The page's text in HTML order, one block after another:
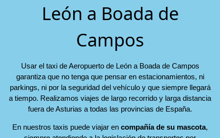
León a Boada de
Campos
Usar el taxi de Aeropuerto de León a Boada de Campos
garantiza que no tenga que pensar en estacionamientos, ni
parkings, ni por la seguridad del vehículo y que siempre llegará
a tiempo. Realizamos viajes de largo recorrido y larga distancia
fuera de Asturias a todas las provincias de España.
En nuestros taxis puede viajar en compañía de su mascota,